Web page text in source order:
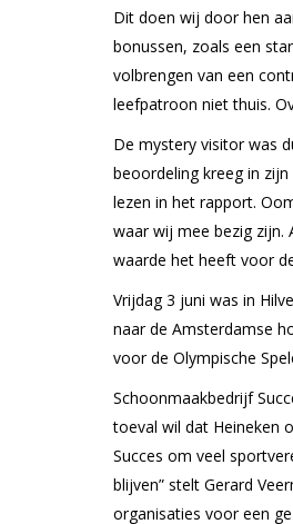
Dit doen wij door hen
bonussen, zoals een
volbrengen van een
leefpatroon niet thuis.
De mystery visitor was
beoordeling kreeg in
lezen in het rapport.
waar wij mee bezig zijn.
waarde het heeft voor
Vrijdag 3 juni was in
naar de Amsterdamse
voor de Olympische
Schoonmaakbedrijf
toeval wil dat Heineken
Succes om veel
blijven” stelt Gerard
organisaties voor een